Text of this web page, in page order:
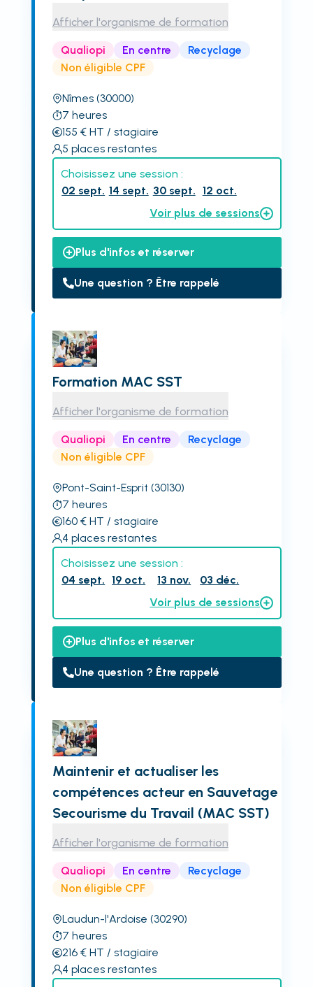
Afficher l'organisme de formation
Qualiopi En centre
Recyclage
Non éligible CPF
Nîmes (30000)
7 heures
155 € HT / stagiaire
5 places restantes
Choisissez une session :
02 sept. 14 sept. 30 sept. 12 oct.
Voir plus de sessions
Plus d'infos et réserver
Une question ? Être rappelé
Formation MAC SST
Afficher l'organisme de formation
Qualiopi En centre
Recyclage
Non éligible CPF
Pont-Saint-Esprit (30130)
7 heures
160€ HT / stagiaire
4 places restantes
Choisissez une session :
04 sept. 19 oct. 13 nov.
03 déc.
Voir plus de sessions
Plus d'infos et réserver
Une question ? Être rappelé
Maintenir et actualiser les
compétences acteur en Sauvetage
Secourisme du Travail (MAC SST)
Afficher l'organisme de formation
Qualiopi En centre
Recyclage
Non éligible CPF
Laudun-l'Ardoise (30290)
7 heures
216€ HT / stagiaire
4 places restantes